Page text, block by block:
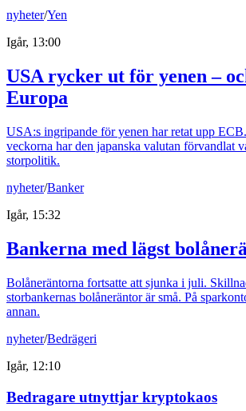
nyheter/Yen
Igår, 13:00
USA rycker ut för yenen –
Europa
USA:s ingripande för yenen har retat upp
veckorna har den japanska valutan förvandlat
storpolitik.
nyheter/Banker
Igår, 15:32
Bankerna med lägst
Bolåneräntorna fortsatte att sjunka i juli.
storbankernas bolåneräntor är små. På
annan.
nyheter/Bedrägeri
Igår, 12:10
Bedragare utnyttjar kryptokaos